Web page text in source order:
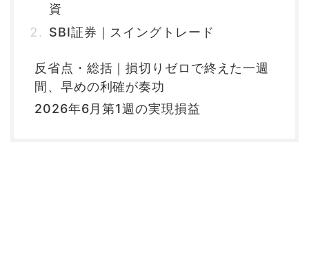
資
SBI証券｜スイングトレード
反省点・総括｜損切りゼロで終えた一週
間、早めの利確が奏功
2026年6月第1週の実現損益